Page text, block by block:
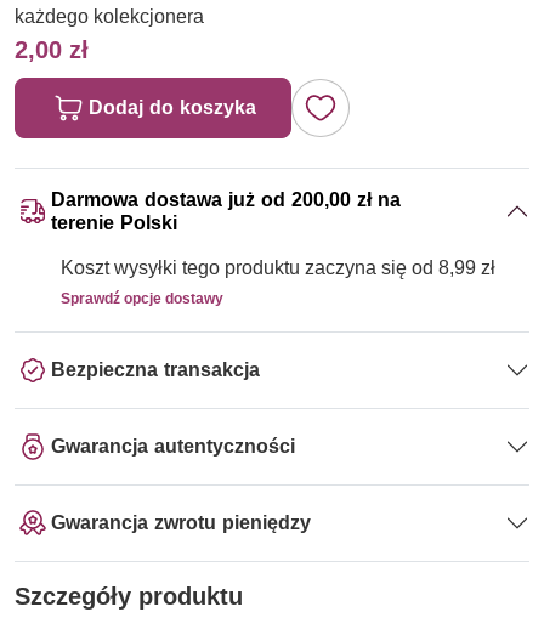
każdego kolekcjonera
2,00 zł
Dodaj do koszyka
Darmowa dostawa już od 200,00 zł na
terenie Polski
Koszt wysyłki tego produktu zaczyna się od 8,99 zł
Sprawdź opcje dostawy
Bezpieczna transakcja
Gwarancja autentyczności
Gwarancja zwrotu pieniędzy
Szczegóły produktu